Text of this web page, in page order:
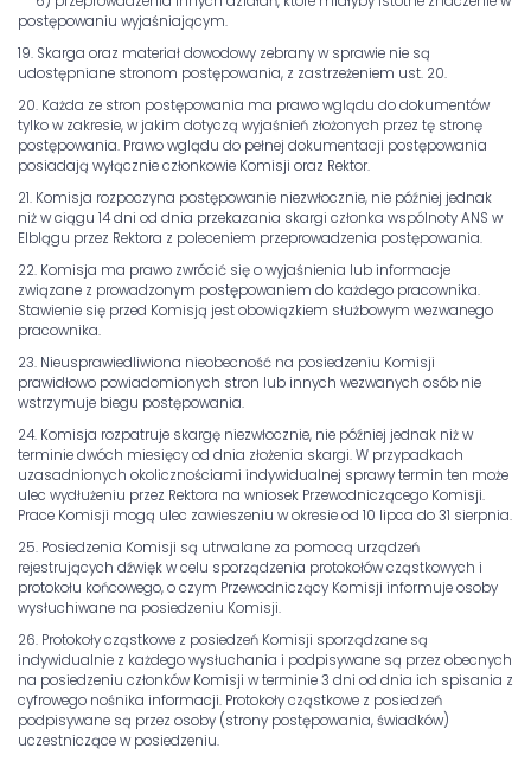
postępowaniu wyjaśniającym.
19. Skarga oraz materiał dowodowy zebrany w sprawie nie są
udostępniane stronom postępowania, z zastrzeżeniem ust. 20.
20. Każda ze stron postępowania ma prawo wglądu do dokumentów
tylko w zakresie, w jakim dotyczą wyjaśnień złożonych przez tę stronę
postępowania. Prawo wglądu do pełnej dokumentacji postępowania
posiadają wyłącznie członkowie Komisji oraz Rektor.
21. Komisja rozpoczyna postępowanie niezwłocznie, nie później jednak
niż w ciągu 14 dni od dnia przekazania skargi członka wspólnoty ANS w
Elblągu przez Rektora z poleceniem przeprowadzenia postępowania.
22. Komisja ma prawo zwrócić się o wyjaśnienia lub informacje
związane z prowadzonym postępowaniem do każdego pracownika.
Stawienie się przed Komisją jest obowiązkiem służbowym wezwanego
pracownika.
23. Nieusprawiedliwiona nieobecność na posiedzeniu Komisji
prawidłowo powiadomionych stron lub innych wezwanych osób nie
wstrzymuje biegu postępowania.
24. Komisja rozpatruje skargę niezwłocznie, nie później jednak niż w
terminie dwóch miesięcy od dnia złożenia skargi. W przypadkach
uzasadnionych okolicznościami indywidualnej sprawy termin ten może
ulec wydłużeniu przez Rektora na wniosek Przewodniczącego Komisji.
Prace Komisji mogą ulec zawieszeniu w okresie od 10 lipca do 31 sierpnia.
25. Posiedzenia Komisji są utrwalane za pomocą urządzeń
rejestrujących dźwięk w celu sporządzenia protokołów cząstkowych i
protokołu końcowego, o czym Przewodniczący Komisji informuje osoby
wysłuchiwane na posiedzeniu Komisji.
26. Protokoły cząstkowe z posiedzeń Komisji sporządzane są
indywidualnie z każdego wysłuchania i podpisywane są przez obecnych
na posiedzeniu członków Komisji w terminie 3 dni od dnia ich spisania z
cyfrowego nośnika informacji. Protokoły cząstkowe z posiedzeń
podpisywane są przez osoby (strony postępowania, świadków)
uczestniczące w posiedzeniu.